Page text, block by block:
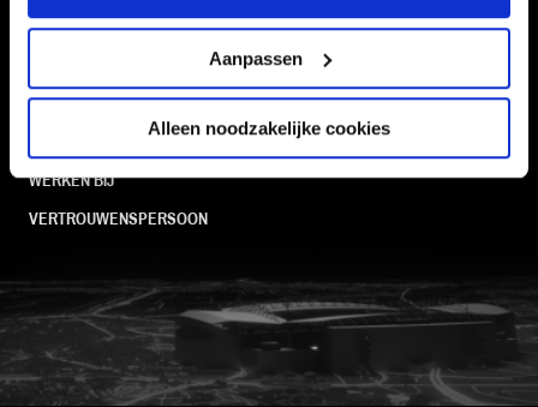
Aanpassen
Alleen noodzakelijke cookies
VEELGESTELDE VRAGEN
WERKEN BIJ
VERTROUWENSPERSOON
FC Utrecht<br>vanuit<br>het